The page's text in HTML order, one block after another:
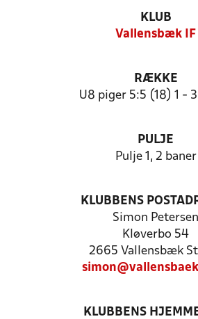
KLUB
Vallensbæk IF
RÆKKE
U8 piger 5:5 (18) 1 -
PULJE
Pulje 1, 2 baner
KLUBBENS
Simon Petersen
Kløverbo 54
2665 Vallensbæk
KLUBBENS